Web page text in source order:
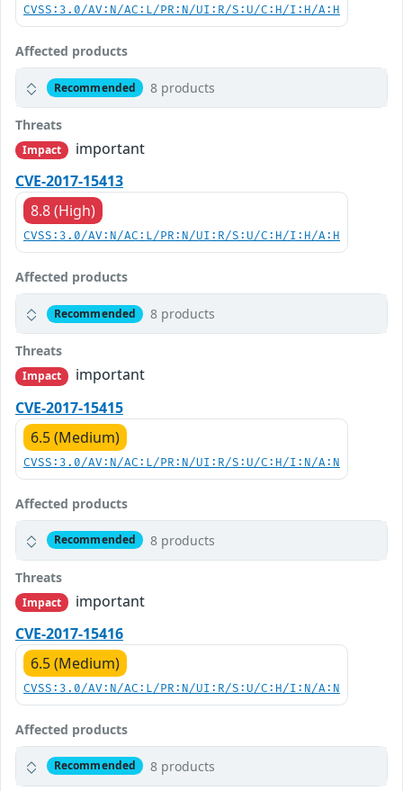
CVSS:3.0/AV:N/AC:L/PR:N/UI:R/S:U/C:H/I:H/A:H
Affected products
Recommended 8 products
Threats
Impact
important
CVE-2017-15413
8.8 (High)
CVSS:3.0/AV:N/AC:L/PR:N/UI:R/S:U/C:H/I:H/A:H
Affected products
Recommended 8 products
Threats
Impact
important
CVE-2017-15415
6.5 (Medium)
CVSS:3.0/AV:N/AC:L/PR:N/UI:R/S:U/C:H/I:N/A:N
Affected products
Recommended 8 products
Threats
Impact
important
CVE-2017-15416
6.5 (Medium)
CVSS:3.0/AV:N/AC:L/PR:N/UI:R/S:U/C:H/I:N/A:N
Affected products
Recommended 8 products